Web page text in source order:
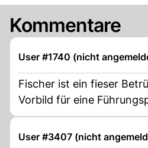
Kommentare
User #1740 (nicht
Fischer ist ein fieser
Vorbild für eine
User #3407 (nicht